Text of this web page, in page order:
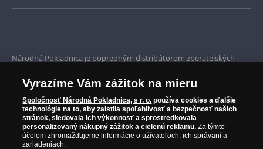
Iba originálne produkty
Národná Pokladnica je popredným distribútorom zberateľských
od roku 2010.
Národná Pokladnica je oficiálnym distribútorom numizmatických
emisií z viac ako 50 krajín, vrátane známych mincovní a emitentov
ako je Britská kráľovská mincovňa, Kráľovská kanadská mincovňa,
Parížska mincovňa, Nórska mincovňa, Fínska mincovňa alebo
Austrálska mincovňa Perth. Spoločnosť svojim zákazníkom a
zberateľom garantuje, že všetky produkty sú v originálnej a v
Vyrazíme Vám zážitok na mieru
Spoločnosť Národná Pokladnica, s r. o. používa cookies a ďalšie
technológie na to, aby zaistila spoľahlivosť a bezpečnosť našich
stránok, sledovala ich výkonnosť a sprostredkovala
personalizovaný nákupný zážitok a cielenú reklamu. Za týmto
účelom zhromažďujeme informácie o užívateľoch, ich správaní a
zariadeniach.